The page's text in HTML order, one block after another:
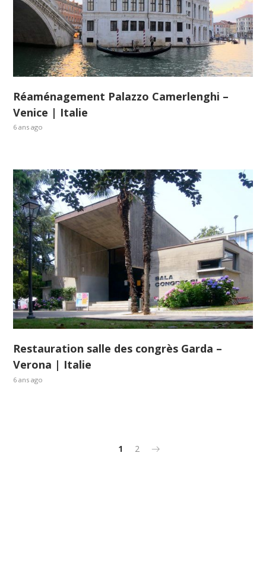
Réaménagement Palazzo Camerlenghi –
Venice | Italie
6 ans ago
Restauration salle des congrès Garda –
Verona | Italie
6 ans ago
1 2